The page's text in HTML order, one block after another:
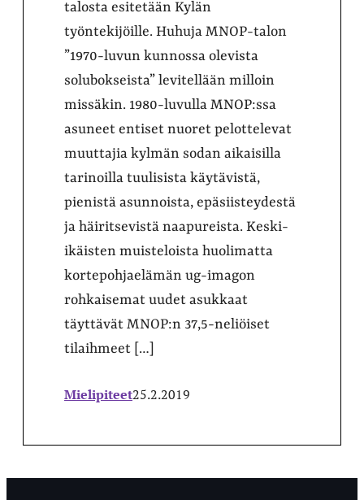
talosta esitetään Kylän
työntekijöille. Huhuja MNOP-talon
”1970-luvun kunnossa olevista
solubokseista” levitellään milloin
missäkin. 1980-luvulla MNOP:ssa
asuneet entiset nuoret pelottelevat
muuttajia kylmän sodan aikaisilla
tarinoilla tuulisista käytävistä,
pienistä asunnoista, epäsiisteydestä
ja häiritsevistä naapureista. Keski-
ikäisten muisteloista huolimatta
kortepohjaelämän ug-imagon
rohkaisemat uudet asukkaat
täyttävät MNOP:n 37,5-neliöiset
tilaihmeet […]
Mielipiteet25.2.2019